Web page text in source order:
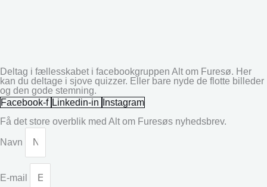
Deltag i fællesskabet i facebookgruppen Alt om Furesø. Her
kan du deltage i sjove quizzer. Eller bare nyde de flotte billeder
og den gode stemning.
Facebook-f Linkedin-in
Instagram
Få det store overblik med Alt om Furesøs nyhedsbrev.
Navn
E-mail